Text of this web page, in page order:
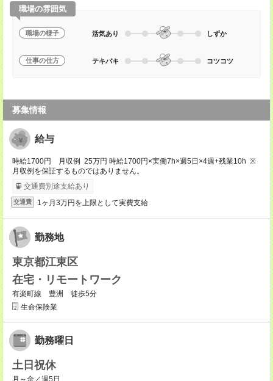
職場の雰囲気
職場の様子 活気あり しずか
仕事の仕方 テキパキ コツコツ
募集情報
給与
時給1700円 月収例 25万円 時給1700円×実働7h×週5日×4週+残業10h ※
月収例を保証するものではありません。
交通費別途支給あり
交通費 1ヶ月3万円を上限として実費支給
勤務地
東京都江東区
在宅・リモートワーク
有楽町線 豊洲 徒歩5分
生命保険業
勤務曜日
土日祝休
月～金／週5日